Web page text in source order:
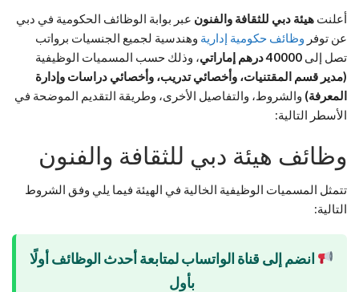
أعلنت هيئة دبي للثقافة والفنون عبر بوابة الوظائف الحكومية في دبي
عن توفر وظائف حكومية إدارية وهندسية لجميع الجنسيات برواتب
تصل إلى 40000 درهم إماراتي
، وذلك حسب المسميات الوظيفية
(مدير قسم المقتنيات، وأخصائي تدريب، وأخصائي دراسات وإدارة
المعرفة) والشروط، والتفاصيل الأخرى، وطريقة التقديم الموضحة في
الأسطر التالية:
وظائف هيئة دبي للثقافة والفنون
تتمثل المسميات الوظيفية الخالية في الهيئة فيما يلي وفق الشروط
التالية:
انضم إلى قناة الواتساب لمتابعة أحدث الوظائف أولًا
بأول